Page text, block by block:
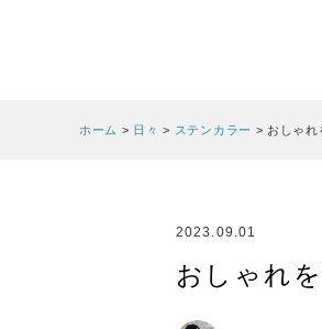
ホーム > 日々 > ステンカラー > おしゃ
2023.09.01
おしゃれ